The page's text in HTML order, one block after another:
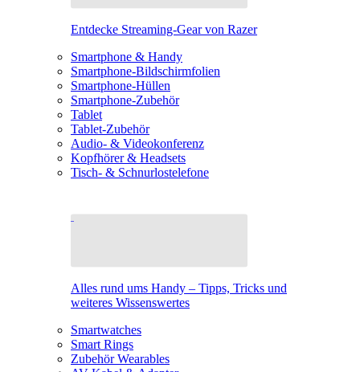
Entdecke Streaming-Gear von Razer
Smartphone & Handy
Smartphone-Bildschirmfolien
Smartphone-Hüllen
Smartphone-Zubehör
Tablet
Tablet-Zubehör
Audio- & Videokonferenz
Kopfhörer & Headsets
Tisch- & Schnurlostelefone
Alles rund ums Handy – Tipps, Tricks und
weiteres Wissenswertes
Smartwatches
Smart Rings
Zubehör Wearables